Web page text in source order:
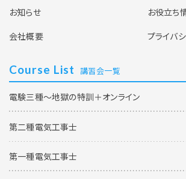
お知らせ
お役立ち
会社概要
プライバ
Course List 講習会一覧
電験三種～地獄の特訓＋オンライン
第二種電気工事士
第一種電気工事士